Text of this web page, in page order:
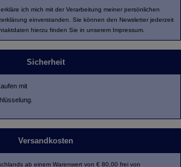
ich mich mit der Verarbeitung meiner persönlichen
einverstanden. Sie können den Newsletter jederzeit
hierzu finden Sie in unserem Impressum.
Sicherheit
mit
Versandkosten
ab einem Warenwert von € 80,00 frei von